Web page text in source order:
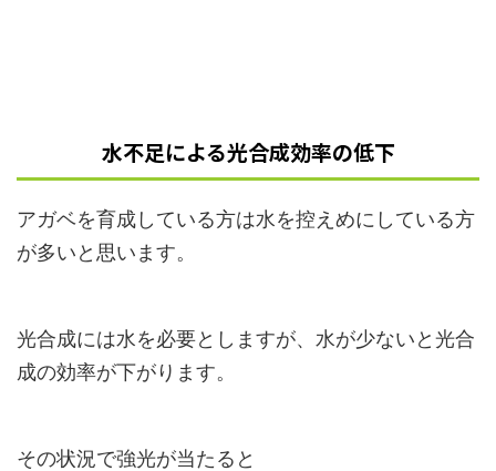
水不足による光合成効率の低下
アガベを育成している方は水を控えめにしている方
が多いと思います。
光合成には水を必要としますが、水が少ないと光合
成の効率が下がります。
その状況で強光が当たると